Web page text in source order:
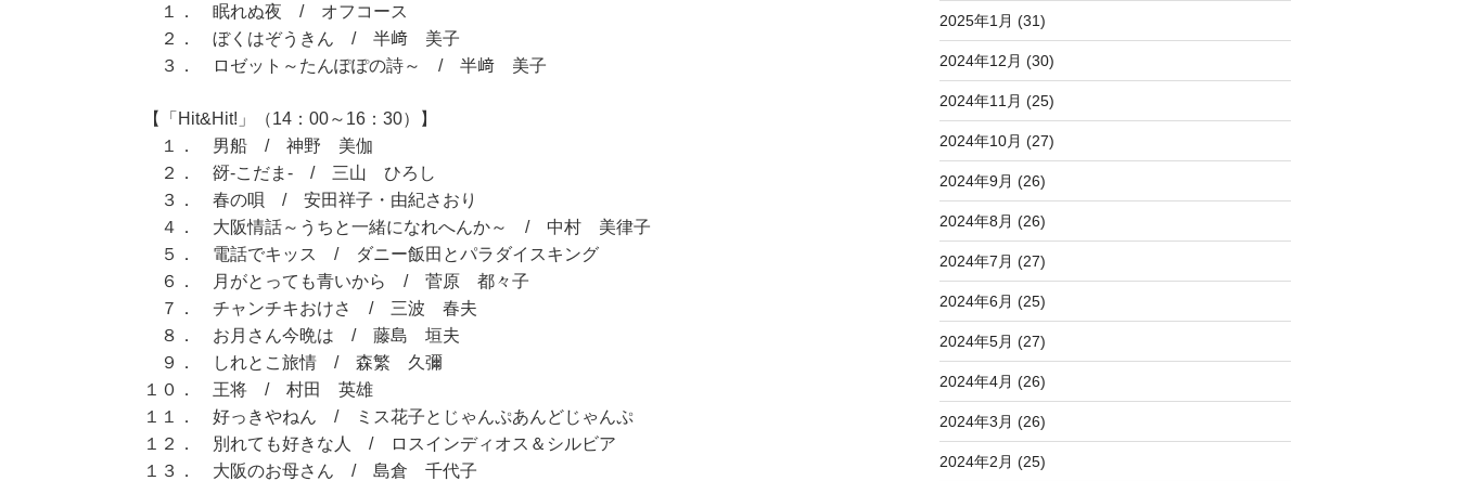
１． 眠れぬ夜 / オフコース
２． ぼくはぞうきん / 半﨑 美子
３． ロゼット～たんぽぽの詩～ / 半﨑 美子
【「Hit&Hit!」（14：00～16：30）】
１． 男船 / 神野 美伽
２． 谺-こだま- / 三山 ひろし
３． 春の唄 / 安田祥子・由紀さおり
４． 大阪情話～うちと一緒になれへんか～ / 中村 美律子
５． 電話でキッス / ダニー飯田とパラダイスキング
６． 月がとっても青いから / 菅原 都々子
７． チャンチキおけさ / 三波 春夫
８． お月さん今晩は / 藤島 垣夫
９． しれとこ旅情 / 森繁 久彌
１０． 王将 / 村田 英雄
１１． 好っきやねん / ミス花子とじゃんぷあんどじゃんぷ
１２． 別れても好きな人 / ロスインディオス＆シルビア
１３． 大阪のお母さん / 島倉 千代子
2025年1月 (31)
2024年12月 (30)
2024年11月 (25)
2024年10月 (27)
2024年9月 (26)
2024年8月 (26)
2024年7月 (27)
2024年6月 (25)
2024年5月 (27)
2024年4月 (26)
2024年3月 (26)
2024年2月 (25)